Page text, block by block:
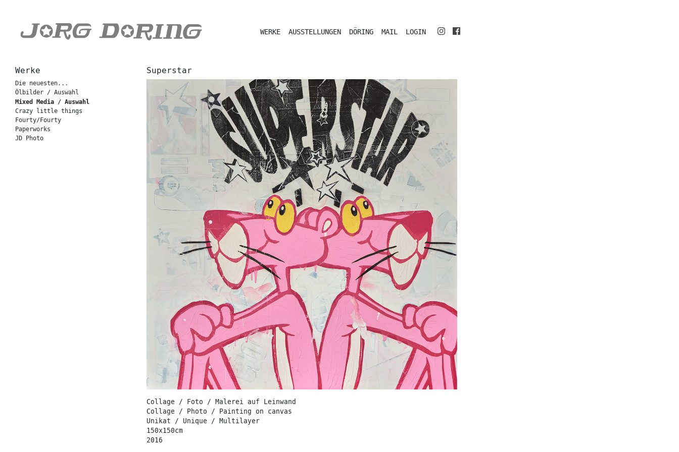
WERKE AUSSTELLUNGEN DÖRING MAIL LOGIN
Werke
Die neuesten...
Ölbilder / Auswahl
Mixed Media / Auswahl
Crazy little things
Fourty/Fourty
Paperworks
JD Photo
Superstar
Collage / Foto / Malerei auf Leinwand
Collage / Photo / Painting on canvas
Unikat / Unique / Multilayer
150x150cm
2016